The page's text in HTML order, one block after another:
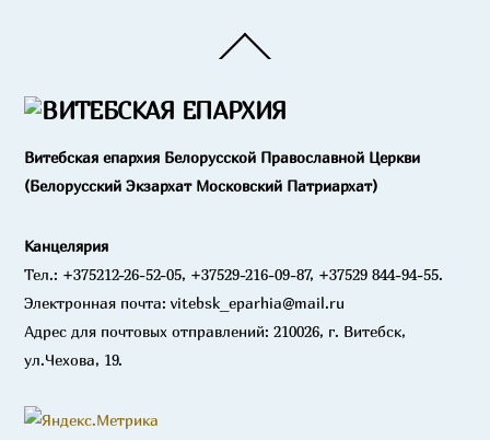
To
Витебская епархия Белорусской Православной Церкви
(Белорусский Экзархат Московский Патриархат)
Канцелярия
Тел.: +375212-26-52-05, +37529-216-09-87, +37529 844-94-55.
Электронная почта: vitebsk_eparhia@mail.ru
Адрес для почтовых отправлений: 210026, г. Витебск,
ул.Чехова, 19.